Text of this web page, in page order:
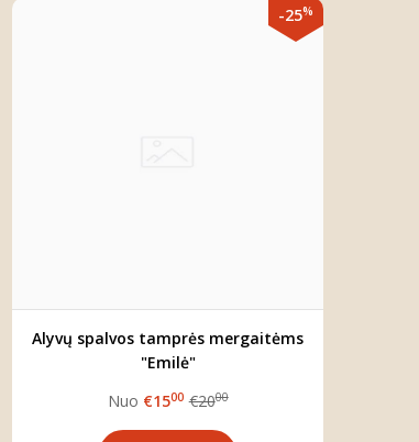
-25%
Alyvų spalvos tamprės mergaitėms
"Emilė"
Nuo €1500 €2000